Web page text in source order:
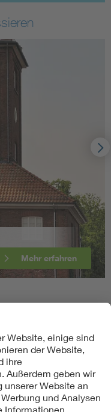
Mehr erfahren